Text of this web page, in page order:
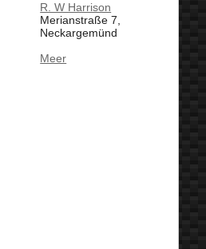
R. W Harrison
Merianstraße 7,
Neckargemünd
Meer